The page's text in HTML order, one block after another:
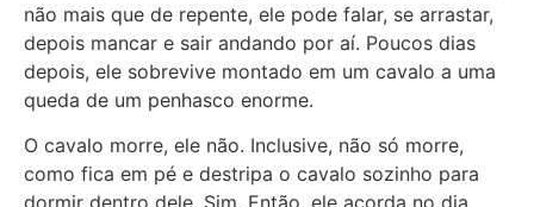
não mais que de repente, ele pode falar, se arrastar,
depois mancar e sair andando por aí. Poucos dias
depois, ele sobrevive montado em um cavalo a uma
queda de um penhasco enorme.
O cavalo morre, ele não. Inclusive, não só morre,
como fica em pé e destripa o cavalo sozinho para